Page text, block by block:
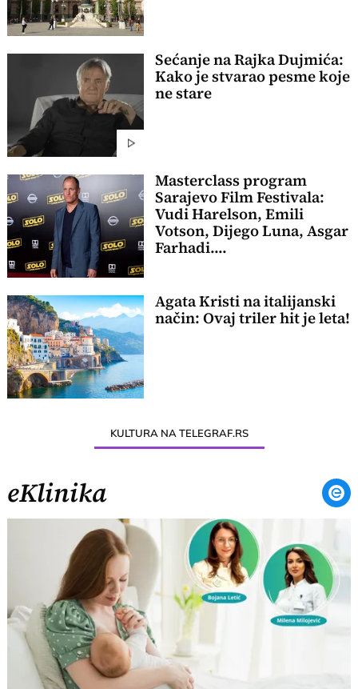
Sećanje na Rajka Dujmića:
Kako je stvarao pesme koje
ne stare
Masterclass program
Sarajevo Film Festivala:
Vudi Harelson, Emili
Votson, Dijego Luna, Asgar
Farhadi....
Agata Kristi na italijanski
način: Ovaj triler hit je leta!
KULTURA NA TELEGRAF.RS
eKlinika